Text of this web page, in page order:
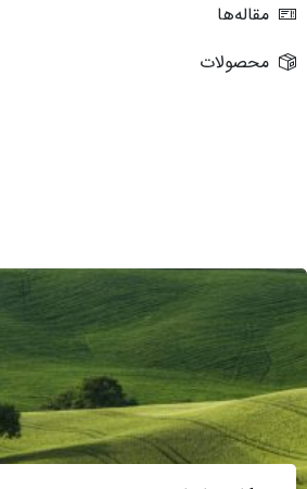
مقاله‌ها
محصولات